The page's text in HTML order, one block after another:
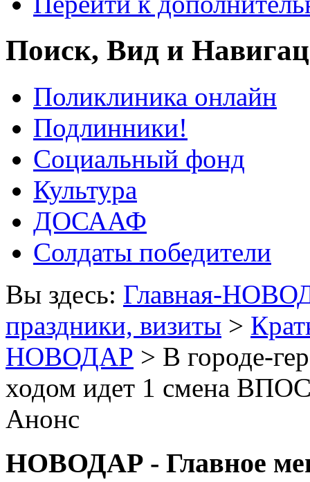
Поиск, Вид и
Поликлиника онлайн
Подлинники!
Социальный фонд
Культура
ДОСААФ
Солдаты победители
Вы здесь: Главная-
праздники, визиты >
НОВОДАР > В городе-
ходом идет 1 смена
Анонс
НОВОДАР - Главное